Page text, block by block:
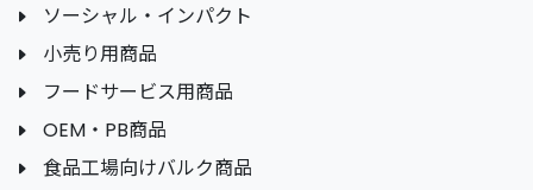
ソーシャル・インパクト
小売り用商品
フードサービス用商品
OEM・PB商品
食品工場向けバルク商品